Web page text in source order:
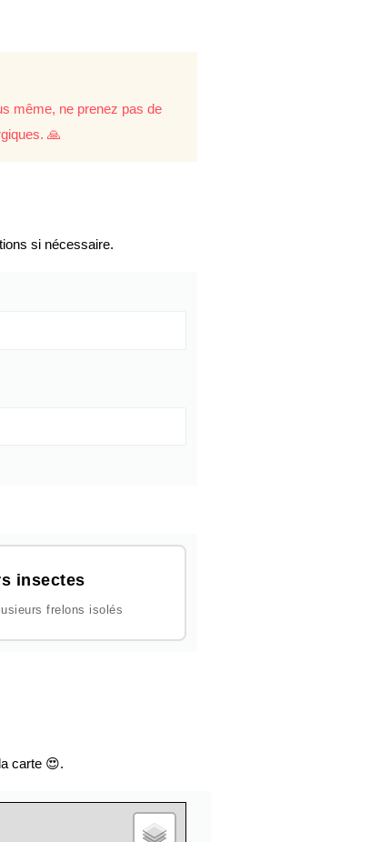
même, ne prenez pas de
🙏
si nécessaire.
insectes
frelons isolés
carte 😍.